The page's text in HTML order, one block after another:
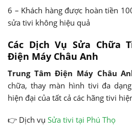
6 – Khách hàng được hoàn tiền
sửa tivi không hiệu quả
Các Dịch Vụ Sửa Chữa
Điện Máy Châu Anh
Trung Tâm Điện Máy Châu
chữa, thay màn hình tivi đa
hiện đại của tất cả các hãng tivi
👉 Dịch vụ Sửa tivi tại Phú Thọ